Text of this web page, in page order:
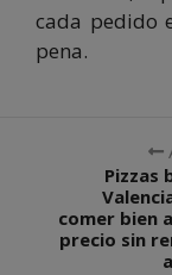
cada pedido
pena.
Pizzas
comer bien
precio sin